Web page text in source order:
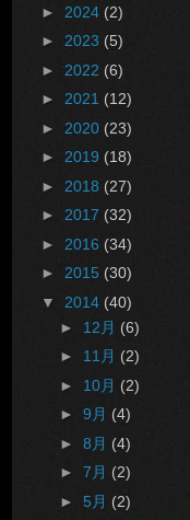
► 2024 (2)
► 2023 (5)
► 2022 (6)
► 2021 (12)
► 2020 (23)
► 2019 (18)
► 2018 (27)
► 2017 (32)
► 2016 (34)
► 2015 (30)
▼ 2014 (40)
► 12月 (6)
► 11月 (2)
► 10月 (2)
► 9月 (4)
► 8月 (4)
► 7月 (2)
► 5月 (2)